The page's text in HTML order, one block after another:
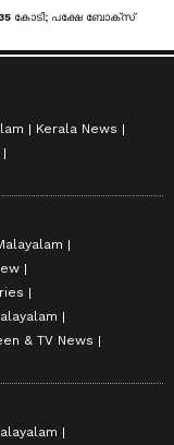
ബജറ്റ് 35 കോടി; പക്ഷേ ബോക്സ് ഓഫീസില്‍ ചലനമില്ലാതെ ആ ചിത്രം, 3 ദിവസത്തില്‍ നേടിയത്
Kerala News
& TV News